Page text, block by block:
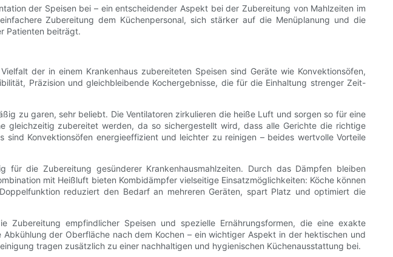
der Speisen bei – ein entscheidender Aspekt bei der Zubereitung von Mahlzeiten im
Zubereitung dem Küchenpersonal, sich stärker auf die Menüplanung und die
Patienten beiträgt.
der in einem Krankenhaus zubereiteten Speisen sind Geräte wie Konvektionsöfen,
Präzision und gleichbleibende Kochergebnisse, die für die Einhaltung strenger Zeit-
zu garen, sehr beliebt. Die Ventilatoren zirkulieren die heiße Luft und sorgen so für eine
gleichzeitig zubereitet werden, da so sichergestellt wird, dass alle Gerichte die richtige
Konvektionsöfen energieeffizient und leichter zu reinigen – beides wertvolle Vorteile
die Zubereitung gesünderer Krankenhausmahlzeiten. Durch das Dämpfen bleiben
mit Heißluft bieten Kombidämpfer vielseitige Einsatzmöglichkeiten: Köche können
reduziert den Bedarf an mehreren Geräten, spart Platz und optimiert die
empfindlicher Speisen und spezielle Ernährungsformen, die eine exakte
der Oberfläche nach dem Kochen – ein wichtiger Aspekt in der hektischen und
tragen zusätzlich zu einer nachhaltigen und hygienischen Küchenausstattung bei.